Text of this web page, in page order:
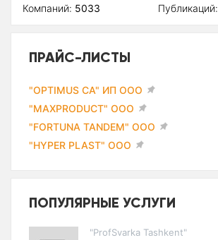
Компаний: 5033
Публикаций:
ПРАЙС-ЛИСТЫ
"OPTIMUS CA" ИП ООО
"MAXPRODUCT" ООО
"FORTUNA TANDEM" ООО
"HYPER PLAST" ООО
ПОПУЛЯРНЫЕ УСЛУГИ
"ProfSvarka Tashkent"